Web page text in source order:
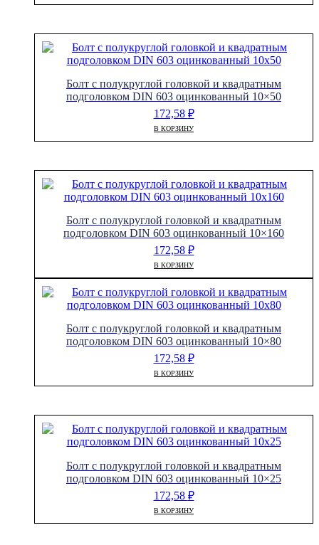
Болт с полукруглой головкой и квадратным
подголовком DIN 603 оцинкованный 10×50
172,58 ₽
В КОРЗИНУ
Болт с полукруглой головкой и квадратным
подголовком DIN 603 оцинкованный 10×160
172,58 ₽
В КОРЗИНУ
Болт с полукруглой головкой и квадратным
подголовком DIN 603 оцинкованный 10×80
172,58 ₽
В КОРЗИНУ
Болт с полукруглой головкой и квадратным
подголовком DIN 603 оцинкованный 10×25
172,58 ₽
В КОРЗИНУ